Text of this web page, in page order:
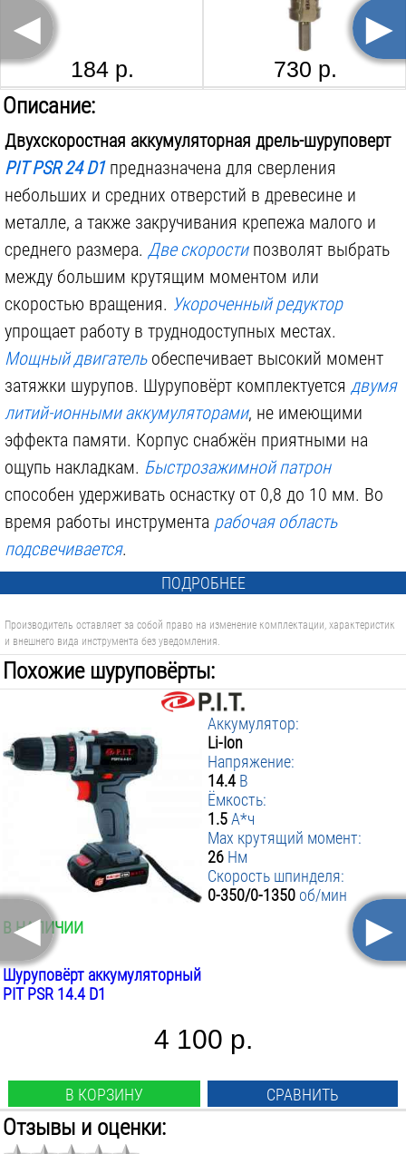
Ступеней закручивания:
Размер патрона:
10мм
Наличие подсветки:
есть
Аккумуляторов в комплекте:
2 шт.
Поставляется в:
кейсе
Вес инструмента:
2.5кг
184 р. 730 р.
86 р. 110 р.
ВОЛЖСКИЙ ИНСТРУМЕНТ 2201055 СТАНДАРТНЫЙ №64, 3-10 ММ
1 560 р. 710 р.
GROSS 11329, PH 1, 1 ШТ. GROSS 11339, PZ 1, 1 ШТ.
ПРАКТИКА ПЕРОВОЕ 774-023, 17X152 ММ
110 р.
◄ ►
Описание:
Двухскоростная аккумуляторная дрель-шуруповерт
PIT PSR 24 D1предназначена для сверления
небольших и средних отверстий в древесине и
металле, а также закручивания крепежа малого и
среднего размера. Две скоростипозволят выбрать
между большим крутящим моментом или
скоростью вращения. Укороченный редуктор
упрощает работу в труднодоступных местах.
Мощный двигательобеспечивает высокий момент
затяжки шурупов. Шуруповёрт комплектуется двумя
литий-ионными аккумуляторами, не имеющими
эффекта памяти. Корпус снабжён приятными на
ощупь накладкам. Быстрозажимной патрон
способен удерживать оснастку от 0,8 до 10 мм. Во
время работы инструмента рабочая область
подсвечивается.
ПОДРОБНЕЕ
Производитель оставляет за собой право на изменение комплектации, характеристик
и внешнего вида инструмента без уведомления.
Похожие шуруповёрты:
Аккумулятор:
Li-Ion
Напряжение:
14.4 В
Ёмкость:
1.5А*ч
Max крутящий момент:
26 Нм
Скорость шпинделя:
0-350/0-1350 об/мин
В НАЛИЧИИ
Шуруповёрт аккумуляторный
PIT PSR 14.4 D1
4 100 р.
В КОРЗИНУ СРАВНИТЬ
◄ ►
Отзывы и оценки: